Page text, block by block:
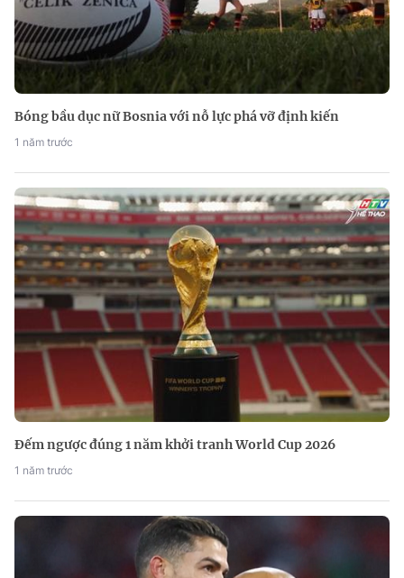
Bóng bầu dục nữ Bosnia với nỗ lực phá vỡ định kiến
1 năm trước
Đếm ngược đúng 1 năm khởi tranh World Cup 2026
1 năm trước